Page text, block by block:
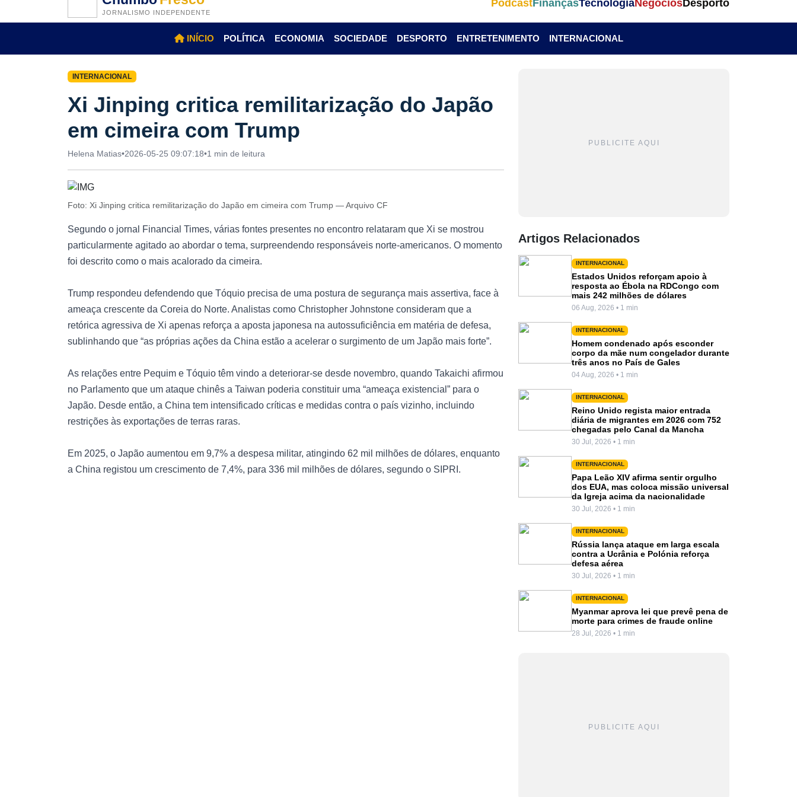
JORNALISMO INDEPENDENTE
PodcastFinançasTecnologiaNegóciosDesporto
INÍCIO POLÍTICA ECONOMIA SOCIEDADE DESPORTO ENTRETENIMENTO INTERNACIONAL
INTERNACIONAL
Xi Jinping critica remilitarização do Japão
em cimeira com Trump
Helena Matias•2026-05-25 09:07:18•1 min de leitura
Foto: Xi Jinping critica remilitarização do Japão em cimeira com Trump — Arquivo CF
Segundo o jornal Financial Times, várias fontes presentes no encontro relataram que Xi se mostrou
particularmente agitado ao abordar o tema, surpreendendo responsáveis norte-americanos. O momento
foi descrito como o mais acalorado da cimeira.
Trump respondeu defendendo que Tóquio precisa de uma postura de segurança mais assertiva, face à
ameaça crescente da Coreia do Norte. Analistas como Christopher Johnstone consideram que a
retórica agressiva de Xi apenas reforça a aposta japonesa na autossuficiência em matéria de defesa,
sublinhando que “as próprias ações da China estão a acelerar o surgimento de um Japão mais forte”.
As relações entre Pequim e Tóquio têm vindo a deteriorar-se desde novembro, quando Takaichi afirmou
no Parlamento que um ataque chinês a Taiwan poderia constituir uma “ameaça existencial” para o
Japão. Desde então, a China tem intensificado críticas e medidas contra o país vizinho, incluindo
restrições às exportações de terras raras.
Em 2025, o Japão aumentou em 9,7% a despesa militar, atingindo 62 mil milhões de dólares, enquanto
a China registou um crescimento de 7,4%, para 336 mil milhões de dólares, segundo o SIPRI.
PUBLICITE AQUI
Artigos Relacionados
INTERNACIONAL
Estados Unidos reforçam apoio à
resposta ao Ébola na RDCongo com
mais 242 milhões de dólares
06 Aug, 2026 • 1 min
INTERNACIONAL
Homem condenado após esconder
corpo da mãe num congelador durante
três anos no País de Gales
04 Aug, 2026 • 1 min
INTERNACIONAL
Reino Unido regista maior entrada
diária de migrantes em 2026 com 752
chegadas pelo Canal da Mancha
30 Jul, 2026 • 1 min
INTERNACIONAL
Papa Leão XIV afirma sentir orgulho
dos EUA, mas coloca missão universal
da Igreja acima da nacionalidade
30 Jul, 2026 • 1 min
INTERNACIONAL
Rússia lança ataque em larga escala
contra a Ucrânia e Polónia reforça
defesa aérea
30 Jul, 2026 • 1 min
INTERNACIONAL
Myanmar aprova lei que prevê pena de
morte para crimes de fraude online
28 Jul, 2026 • 1 min
PUBLICITE AQUI